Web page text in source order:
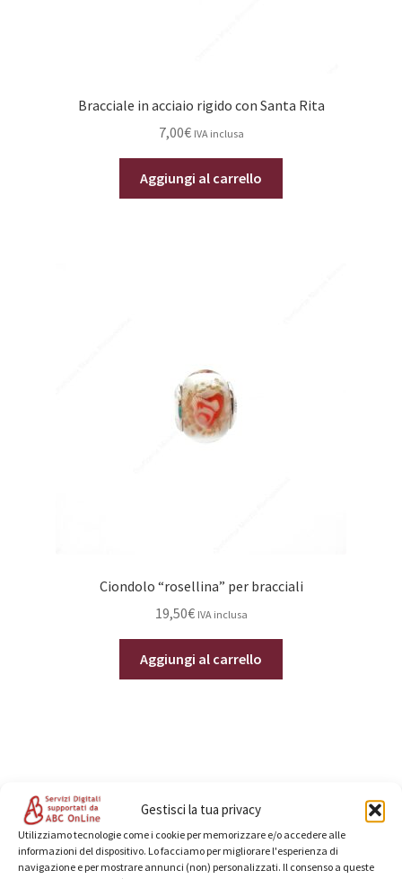
Gestisci la tua privacy
Utilizziamo tecnologie come i cookie per memorizzare e/o accedere alle
informazioni del dispositivo. Lo facciamo per migliorare l'esperienza di
navigazione e per mostrare annunci (non) personalizzati. Il consenso a queste
Bracciale in acciaio rigido con Santa Rita
7,00€ IVA inclusa
Aggiungi al carrello
Ciondolo “rosellina” per bracciali
19,50€ IVA inclusa
Aggiungi al carrello
Categorie prodotto
Anelli